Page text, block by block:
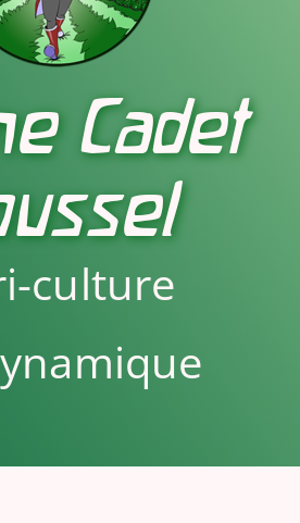
Cadet
culture